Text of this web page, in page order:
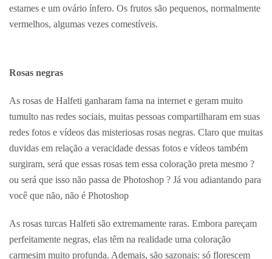
estames e um ovário ínfero. Os frutos são pequenos, normalmente
vermelhos, algumas vezes comestíveis.
Rosas negras
As rosas de Halfeti ganharam fama na internet e geram muito
tumulto nas redes sociais, muitas pessoas compartilharam em suas
redes fotos e vídeos das misteriosas rosas negras. Claro que muitas
duvidas em relação a veracidade dessas fotos e vídeos também
surgiram, será que essas rosas tem essa coloração preta mesmo ?
ou será que isso não passa de Photoshop ? Já vou adiantando para
você que não, não é Photoshop
As rosas turcas Halfeti são extremamente raras. Embora pareçam
perfeitamente negras, elas têm na realidade uma coloração
carmesim muito profunda. Ademais, são sazonais: só florescem